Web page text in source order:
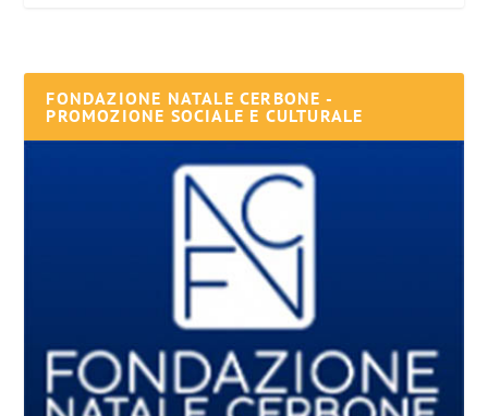
FONDAZIONE NATALE CERBONE -
PROMOZIONE SOCIALE E CULTURALE